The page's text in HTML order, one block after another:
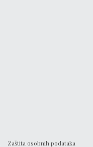
Zaštita osobnih podataka